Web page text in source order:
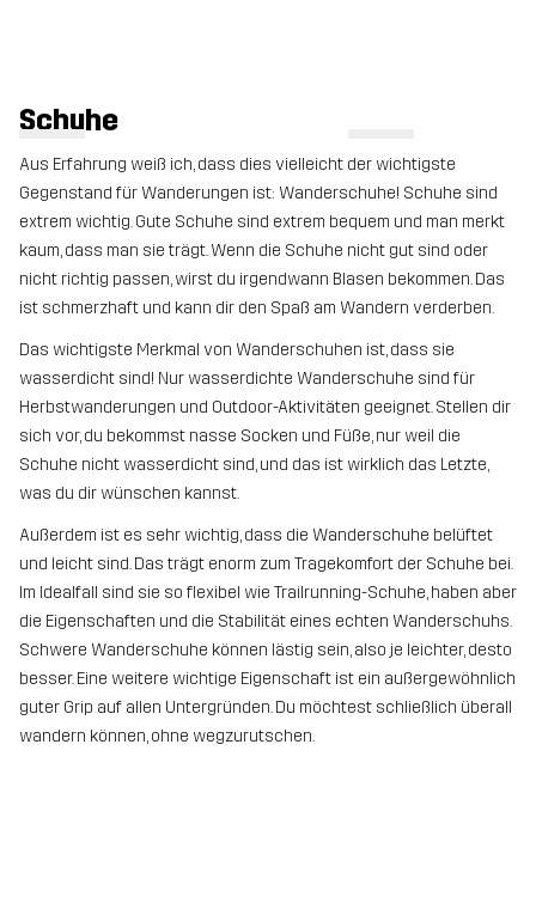
Schuhe
Aus Erfahrung weiß ich, dass dies vielleicht der wichtigste
Gegenstand für Wanderungen ist: Wanderschuhe! Schuhe sind
extrem wichtig. Gute Schuhe sind extrem bequem und man merkt
kaum, dass man sie trägt. Wenn die Schuhe nicht gut sind oder
nicht richtig passen, wirst du irgendwann Blasen bekommen. Das
ist schmerzhaft und kann dir den Spaß am Wandern verderben.
Das wichtigste Merkmal von Wanderschuhen ist, dass sie
wasserdicht sind! Nur wasserdichte Wanderschuhe sind für
Herbstwanderungen und Outdoor-Aktivitäten geeignet. Stellen dir
sich vor, du bekommst nasse Socken und Füße, nur weil die
Schuhe nicht wasserdicht sind, und das ist wirklich das Letzte,
was du dir wünschen kannst.
Außerdem ist es sehr wichtig, dass die Wanderschuhe belüftet
und leicht sind. Das trägt enorm zum Tragekomfort der Schuhe bei.
Im Idealfall sind sie so flexibel wie Trailrunning-Schuhe, haben aber
die Eigenschaften und die Stabilität eines echten Wanderschuhs.
Schwere Wanderschuhe können lästig sein, also je leichter, desto
besser. Eine weitere wichtige Eigenschaft ist ein außergewöhnlich
guter Grip auf allen Untergründen. Du möchtest schließlich überall
wandern können, ohne wegzurutschen.